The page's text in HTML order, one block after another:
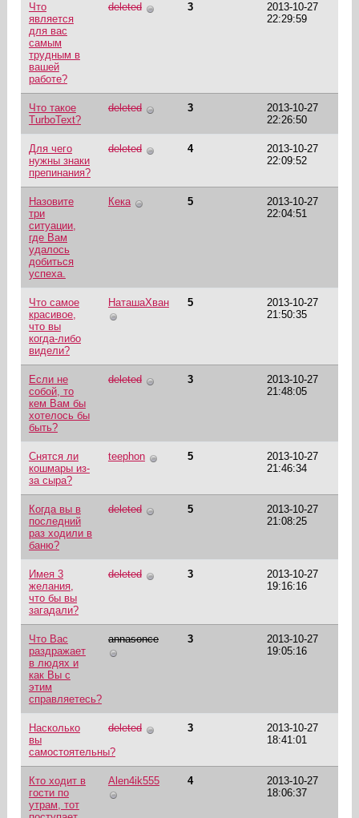
Что
является
для вас
самым
трудным в
вашей
работе?
deleted 3
2013-10-27
22:29:59
Что такое
TurboText?
deleted 3
2013-10-27
22:26:50
Для чего
нужны знаки
препинания?
deleted 4
2013-10-27
22:09:52
Назовите
три
ситуации,
где Вам
удалось
добиться
успеха.
Кека 5
2013-10-27
22:04:51
Что самое
красивое,
что вы
когда-либо
видели?
НаташаХван 5
2013-10-27
21:50:35
Если не
собой, то
кем Вам бы
хотелось бы
быть?
deleted 3
2013-10-27
21:48:05
Снятся ли
кошмары из-
за сыра?
teephon 5
2013-10-27
21:46:34
Когда вы в
последний
раз ходили в
баню?
deleted 5
2013-10-27
21:08:25
Имея 3
желания,
что бы вы
загадали?
deleted 3
2013-10-27
19:16:16
Что Вас
раздражает
в людях и
как Вы с
этим
справляетесь?
annasonce 3
2013-10-27
19:05:16
Насколько
вы
самостоятельны?
deleted 3
2013-10-27
18:41:01
Кто ходит в
гости по
утрам, тот
Alen4ik555 4
2013-10-27
18:06:37